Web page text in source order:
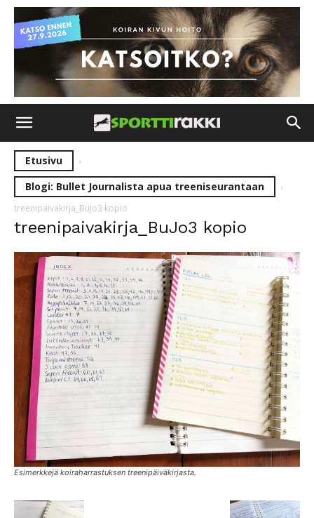
Etusivu
Blogi: Bullet Journalista apua treeniseurantaan
treenipaivakirja_BuJo3 kopio
treenipaivakirja_BuJo3 kopio
Esimerkkejä koiraharrastuksen treenipäiväkirjasta.